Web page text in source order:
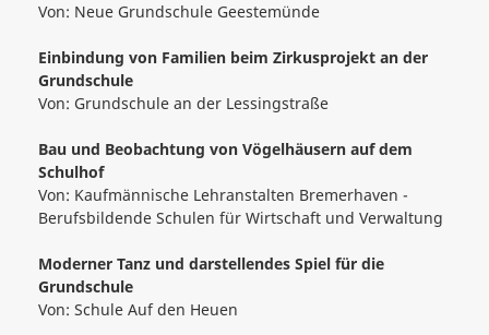
Von: Neue Grundschule Geestemünde
Einbindung von Familien beim Zirkusprojekt an der
Grundschule
Von: Grundschule an der Lessingstraße
Bau und Beobachtung von Vögelhäusern auf dem
Schulhof
Von: Kaufmännische Lehranstalten Bremerhaven -
Berufsbildende Schulen für Wirtschaft und Verwaltung
Moderner Tanz und darstellendes Spiel für die
Grundschule
Von: Schule Auf den Heuen